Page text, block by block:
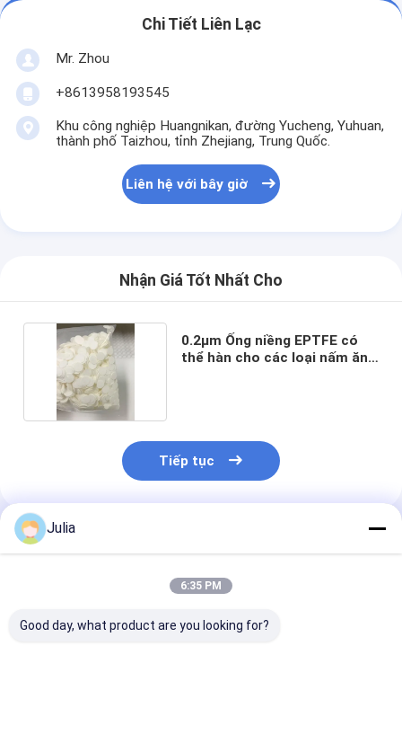
Chi Tiết Liên Lạc
Mr. Zhou
+8613958193545
Khu công nghiệp Huangnikan, đường Yucheng, Yuhuan,
thành phố Taizhou, tỉnh Zhejiang, Trung Quốc.
Liên hệ với bây giờ
Nhận Giá Tốt Nhất Cho
0.2μm Ống niềng EPTFE có
thể hàn cho các loại nấm ăn
Tiếp tục
Sản Phẩm Khuyến Cáo
Julia
6:35 PM
Good day, what product are you looking for?